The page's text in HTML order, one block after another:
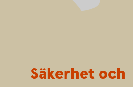
Säkerhet och